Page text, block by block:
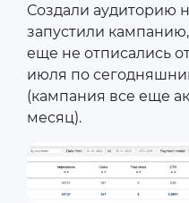
Создали аудиторию
запустили
еще не отписались
июля по
(кампания все еще
месяц).